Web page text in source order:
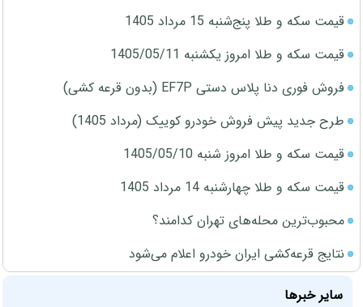
قیمت سکه و طلا پنج‌شنبه 15 مرداد 1405
قیمت سکه و طلا امروز یکشنبه 1405/05/11
فروش فوری دنا پلاس دستی EF7P (بدون قرعه کشی)
طرح جدید پیش فروش خودرو کوییک (مرداد 1405)
قیمت سکه و طلا امروز شنبه 1405/05/10
قیمت سکه و طلا چهارشنبه 14 مرداد 1405
محبوب‌ترین محله‌های تهران کدامند؟
نتایج قرعه‌کشی ایران خودرو اعلام می‌شود
سایر خبرها